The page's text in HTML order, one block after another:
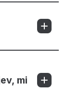
mi